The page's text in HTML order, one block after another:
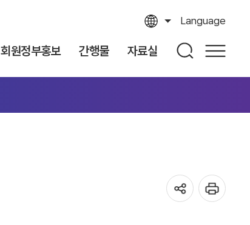
Language
회원정부홍보 간행물 자료실